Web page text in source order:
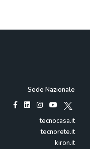
Sede Nazionale
tecnocasa.it
tecnorete.it
kiron.it